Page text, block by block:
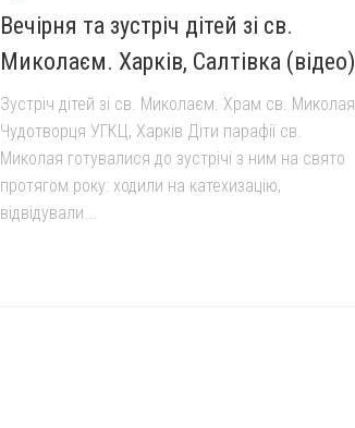
Вечірня та зустріч дітей зі св.
Миколаєм. Харків, Салтівка (відео)
Зустріч дітей зі св. Миколаєм. Храм св. Миколая
Чудотворця УГКЦ, Харків Діти парафії св.
Миколая готувалися до зустрічі з ним на свято
протягом року: ходили на катехизацію,
відвідували...